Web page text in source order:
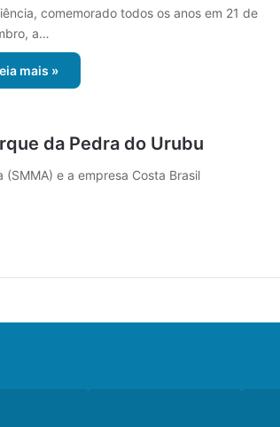
comemorado todos os anos em 21 de
a…
mais »
da Pedra do Urubu
e a empresa Costa Brasil